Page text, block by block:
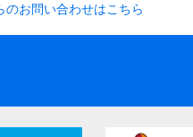
のお問い合わせはこちら